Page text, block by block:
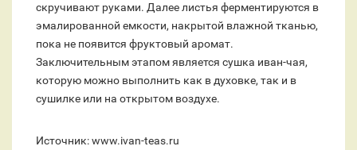
скручивают руками. Далее листья ферментируются в
эмалированной емкости, накрытой влажной тканью,
пока не появится фруктовый аромат.
Заключительным этапом является сушка иван-чая,
которую можно выполнить как в духовке, так и в
сушилке или на открытом воздухе.
Источник: www.ivan-teas.ru